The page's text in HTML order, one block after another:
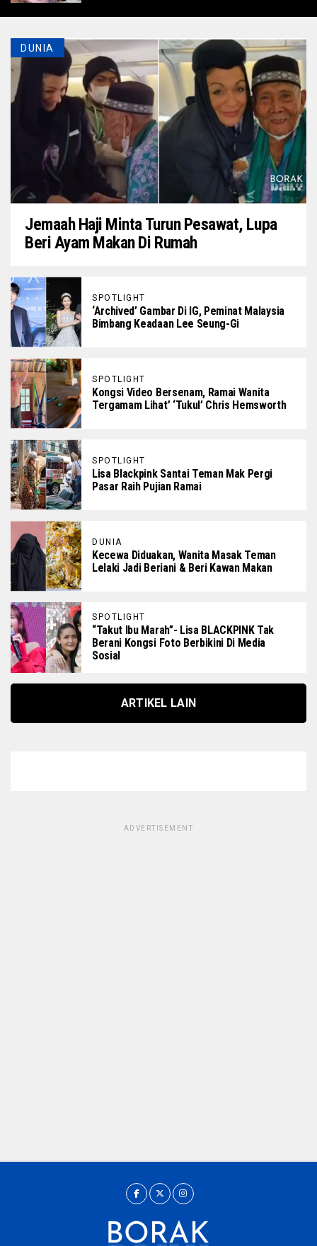
DUNIA
Jemaah Haji Minta Turun Pesawat, Lupa
Beri Ayam Makan Di Rumah
SPOTLIGHT
‘Archived’ Gambar Di IG, Peminat Malaysia
Bimbang Keadaan Lee Seung-Gi
SPOTLIGHT
Kongsi Video Bersenam, Ramai Wanita
Tergamam Lihat’ ‘Tukul’ Chris Hemsworth
SPOTLIGHT
Lisa Blackpink Santai Teman Mak Pergi
Pasar Raih Pujian Ramai
DUNIA
Kecewa Diduakan, Wanita Masak Teman
Lelaki Jadi Beriani & Beri Kawan Makan
SPOTLIGHT
“Takut Ibu Marah”- Lisa BLACKPINK Tak
Berani Kongsi Foto Berbikini Di Media
Sosial
ARTIKEL LAIN
ADVERTISEMENT